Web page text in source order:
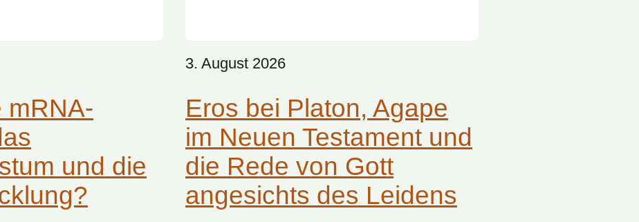
mRNA-
und die
3. August 2026
Eros bei Platon, Agape
im Neuen Testament und
die Rede von Gott
angesichts des Leidens